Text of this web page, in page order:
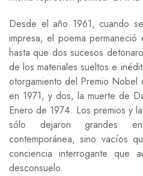
Desde el año 1961, cuando
impresa, el poema permaneció
hasta que dos sucesos
de los materiales sueltos e
otorgamiento del Premio Nobel
en 1971, y dos, la muerte de
Enero de 1974. Los premios y
sólo dejaron grandes
contemporánea, sino vacíos
conciencia interrogante que
desconsuelo.